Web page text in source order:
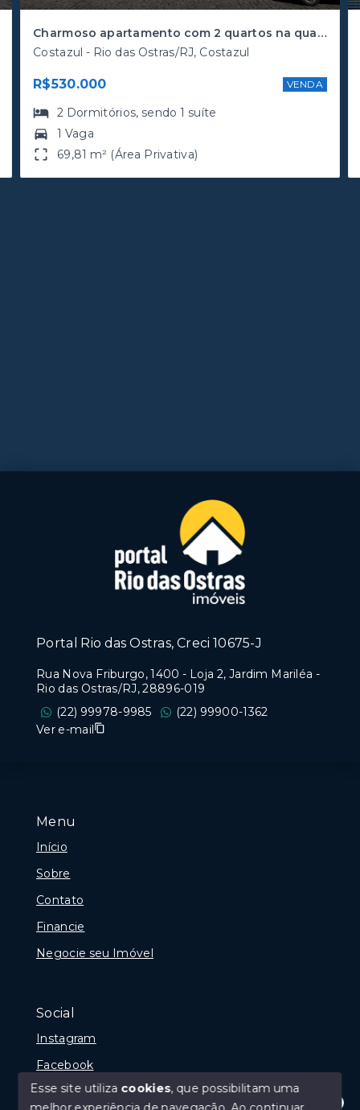
Charmoso apartamento com 2 quartos na quadra da Praia de Costazul
Costazul - Rio das Ostras/RJ, Costazul
R$530.000 VENDA
2 Dormitórios, sendo1 suíte
1 Vaga
69,81 m² (Área Privativa)
Menu
Início
Sobre
Contato
Financie
Negocie seu Imóvel
Social
Instagram
Facebook
Portal Rio das Ostras, Creci 10675-J
Rua Nova Friburgo, 1400 - Loja 2, Jardim Mariléa -
Rio das Ostras/RJ, 28896-019
(22) 99978-9985
(22) 99900-1362
Ver e-mail
Esse site utiliza cookies, que possibilitam uma